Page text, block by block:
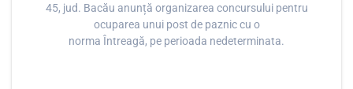
45, jud. Bacău anunță organizarea concursului pentru
ocuparea unui post de paznic cu o
norma Întreagă, pe perioada nedeterminata.